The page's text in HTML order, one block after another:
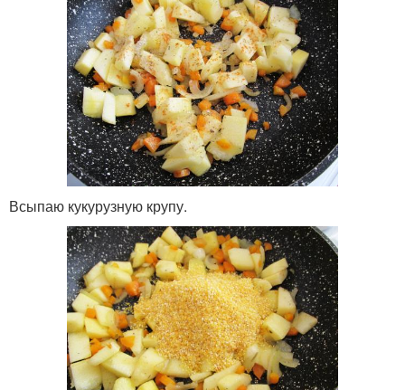
Всыпаю кукурузную крупу.